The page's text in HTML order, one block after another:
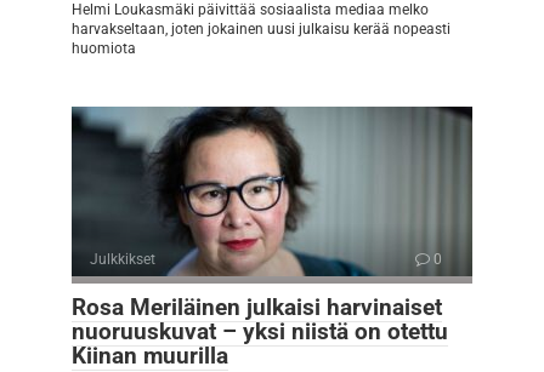
Helmi Loukasmäki päivittää sosiaalista mediaa melko
harvakseltaan, joten jokainen uusi julkaisu kerää nopeasti
huomiota
Julkkikset 0
Rosa Meriläinen julkaisi harvinaiset
nuoruuskuvat – yksi niistä on otettu
Kiinan muurilla